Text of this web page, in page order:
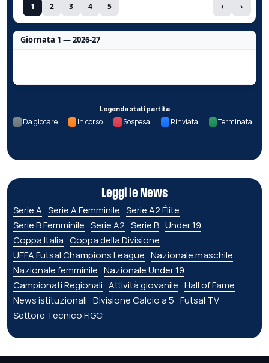
1 2 3 4 5 ‹ ›
Giornata 1 — 2026-27
Legenda stati partita
Da giocare In corso Sospesa Rinviata Terminata
Leggi le News
Serie A Serie A Femminile Serie A2 Élite
Serie B Femminile Serie A2 Serie B Under 19
Coppa Italia Coppa della Divisione
UEFA Futsal Champions League Nazionale maschile
Nazionale femminile Nazionale Under 19
Campionati Regionali Attività giovanile Hall of Fame
News istituzionali Divisione Calcio a 5 Futsal TV
Settore Tecnico FIGC